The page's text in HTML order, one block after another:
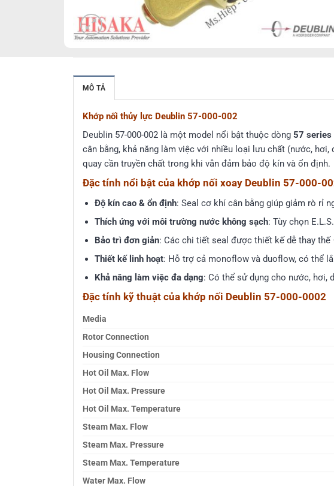
MÔ TẢ
Khớp nối thủy lực Deublin 57-000-002
Deublin 57-000-002 là một model nổi bật thuộc dòng 57 series
cân bằng, khả năng làm việc với nhiều loại lưu chất (nước,
quay cần truyền chất trong khi vẫn đảm bảo độ kín và ổn định.
Đặc tính nổi bật của khớp nối xoay Deublin 57-000-
Độ kín cao & ổn định: Seal cơ khí cân bằng giúp giảm rò rỉ
Thích ứng với môi trường nước không sạch: Tùy chọn
Bảo trì đơn giản: Các chi tiết seal được thiết kế dễ thay thế
Thiết kế linh hoạt: Hỗ trợ cả monoflow và duoflow, có thể
Khả năng làm việc đa dạng: Có thể sử dụng cho nước, hơi,
Đặc tính kỹ thuật của khớp nối Deublin 57-000-0002
Media
Rotor Connection
Housing Connection
Hot Oil Max. Flow
Hot Oil Max. Pressure
Hot Oil Max. Temperature
Steam Max. Flow
Steam Max. Pressure
Steam Max. Temperature
Water Max. Flow